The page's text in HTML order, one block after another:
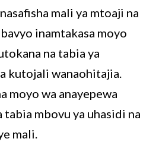
mali ya mtoaji na
inamtakasa moyo
na tabia ya
kutojali wanaohitajia.
moyo wa anayepewa
tabia mbovu ya uhasidi na
mali.